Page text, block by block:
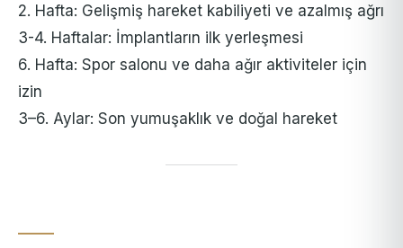
2. Hafta: Gelişmiş hareket kabiliyeti ve azalmış ağrı
3-4. Haftalar: İmplantların ilk yerleşmesi
6. Hafta: Spor salonu ve daha ağır aktiviteler için
izin
3–6. Aylar: Son yumuşaklık ve doğal hareket